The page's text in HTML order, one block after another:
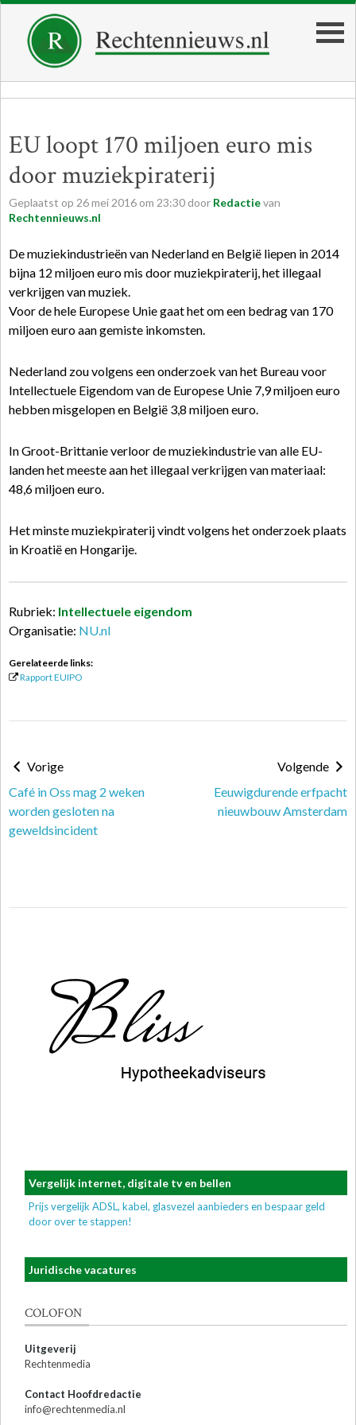
EU loopt 170 miljoen euro mis
door muziekpiraterij
Geplaatst op 26mei 2016 om 23:30 door Redactievan
Rechtennieuws.nl
De muziekindustrieën van Nederland en België liepen in 2014
bijna 12 miljoen euro mis door muziekpiraterij, het illegaal
verkrijgen van muziek.
Voor de hele Europese Unie gaat het om een bedrag van 170
miljoen euro aan gemiste inkomsten.
Nederland zou volgens een onderzoek van het Bureau voor
Intellectuele Eigendom van de Europese Unie 7,9 miljoen euro
hebben misgelopen en België 3,8 miljoen euro.
In Groot-Brittanie verloor de muziekindustrie van alle EU-
landen het meeste aan het illegaal verkrijgen van materiaal:
48,6 miljoen euro.
Het minste muziekpiraterij vindt volgens het onderzoek plaats
in Kroatië en Hongarije.
Rubriek: Intellectuele eigendom
Organisatie: NU.nl
Gerelateerde links:
Rapport EUIPO
Vorige
Café in Oss mag 2 weken
worden gesloten na
geweldsincident
Volgende
Eeuwigdurende erfpacht
nieuwbouw Amsterdam
Vergelijk internet, digitale tv en bellen
Prijs vergelijk ADSL, kabel, glasvezel aanbieders en bespaar geld
door over te stappen!
Juridische vacatures
COLOFON
Uitgeverij
Rechtenmedia
Contact Hoofdredactie
info@rechtenmedia.nl